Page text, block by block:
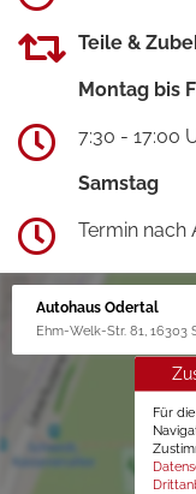
Teile &
Montag bis
7:30 - 17:00
Samstag
Termin nach
Autohaus Odertal
Ehm-Welk-Str. 81, 16303
Für